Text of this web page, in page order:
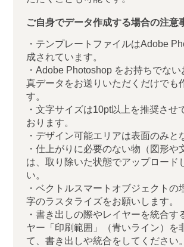
1枚 約49.7円（税別）
※本日ご注文で 08月31日
1,008枚
見積書
47,074円（税別）
1枚 約46.7円（税別）
※本日ご注文で08月31日
見積書
84,356円（税別）
1枚 約42.2円（税別）
※本日ご注文で09月01
ご自身でデータ作成する場合の注意
・テンプレートファイルはAdobe
成されています。
・Adobe Photoshop をお持ちでな
真データをお送りいただくだけでも
す。
・文字サイズは10pt以上を推奨させ
おります。
・デザイン可能エリアは表面のみと
・仕上がりに必要のない物（図形や
は、取り除いた状態でアップロード
い。
・ベクトルスマートオブジェクトの
字のラスタライズをお願いします。
・書き出しの際やレイヤーを統合す
ヤー「印刷範囲」（青いライン）を
て、書き出しや統合をしてください。